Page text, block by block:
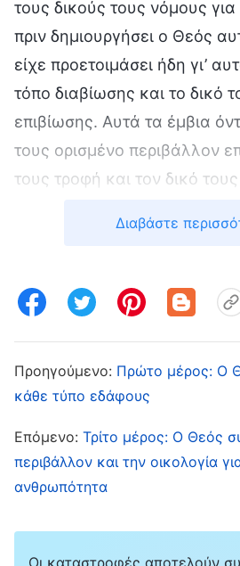
τους δικούς τους νόμους
πριν δημιουργήσει ο Θεός
είχε προετοιμάσει ήδη γι’
τόπο διαβίωσης και το δικό
επιβίωσης. Αυτά τα έμβια
τους ορισμένο περιβάλλον
τους τροφή και τον δικό
μέρος που ήταν κατάλληλο
την επιβίωσή τους. Έτσι, δεν
με οποιονδήποτε τρόπο ούτε
και ούτε θα επιδρούσαν στη
ανθρώπων. Έτσι
πράγματα, παρέχοντας στο
καλύτερο περιβάλλον για
όντα ανάμεσα σε όλα τα
Διαβάστε
Προηγούμενο: Πρώτο μέρος: Ο
κάθε τύπο εδάφους
Επόμενο: Τρίτο μέρος: Ο Θεός
περιβάλλον και την οικολογία
ανθρωπότητα
Οι καταστροφές αποτελούν